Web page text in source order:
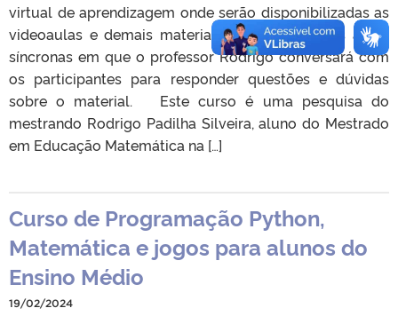
virtual de aprendizagem onde serão disponibilizadas as
videoaulas e demais materiais. Serão realizadas aulas
síncronas em que o professor Rodrigo conversará com
os participantes para responder questões e dúvidas
sobre o material. Este curso é uma pesquisa do
mestrando Rodrigo Padilha Silveira, aluno do Mestrado
em Educação Matemática na […]
Curso de Programação Python,
Matemática e jogos para alunos do
Ensino Médio
19/02/2024